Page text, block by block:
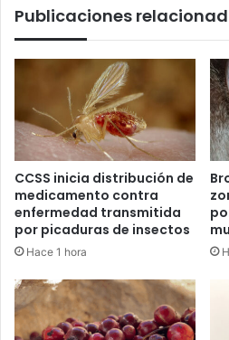
Publicaciones
CCSS inicia distribución de
medicamento contra
enfermedad transmitida
por picaduras de insectos
Hace 1 hora